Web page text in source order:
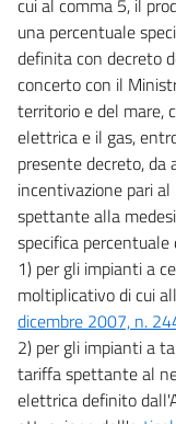
cui al comma 5, il
una percentuale
definita con decreto
concerto con il
territorio e del mare,
elettrica e il gas,
presente decreto, da
incentivazione pari
spettante alla
specifica
1) per gli impianti a
moltiplicativo di cui
dicembre 2007, n.
2) per gli impianti a
tariffa spettante al
elettrica definito